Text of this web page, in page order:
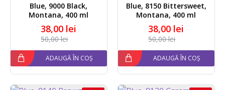
Blue, 9000 Black,
Montana, 400 ml
38,00 lei
50,00 lei
ADAUGĂ ÎN COȘ
Blue, 8150 Bittersweet,
Montana, 400 ml
38,00 lei
50,00 lei
ADAUGĂ ÎN COȘ